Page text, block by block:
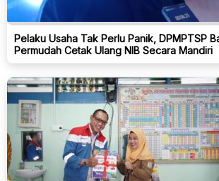
Pelaku Usaha Tak Perlu Panik, DPMPTSP
Permudah Cetak Ulang NIB Secara Mandiri